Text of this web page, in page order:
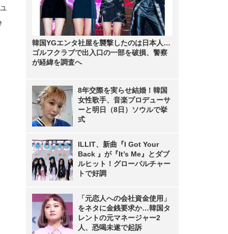
韓国YGエンタ社屋を襲撃したのは日本人…
ゴルフクラブで出入口の一部を破損、警察
が経緯を調査へ
8年交際を実らせ結婚！韓国
女性歌手、音楽プロデューサ
ーと明日（8日）ソウルで挙
式
ILLIT、新曲『I Got Your
Back 』が『It’s Me』とダブ
ルヒット！グローバルチャー
トで好調
「元恋人への会社資金使用」
をネタに金銭要求か…韓国タ
レントの元マネージャー2
人、恐喝未遂で起訴